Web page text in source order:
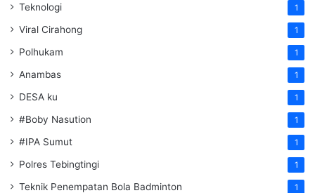
Teknologi 1
Viral Cirahong 1
Polhukam 1
Anambas 1
DESA ku 1
#Boby Nasution 1
#IPA Sumut 1
Polres Tebingtingi 1
Teknik Penempatan Bola Badminton 1